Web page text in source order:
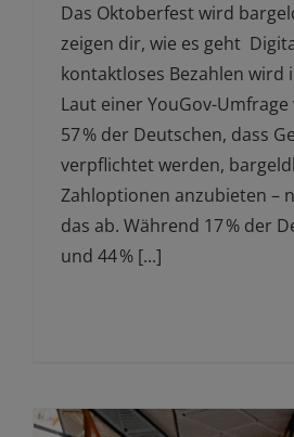
Das Oktoberfest wird
zeigen dir, wie es geht
kontaktloses Bezahlen wird
Laut einer YouGov-
57 % der Deutschen, dass
verpflichtet werden,
Zahloptionen anzubieten –
das ab. Während 17 % der
und 44 % [...]